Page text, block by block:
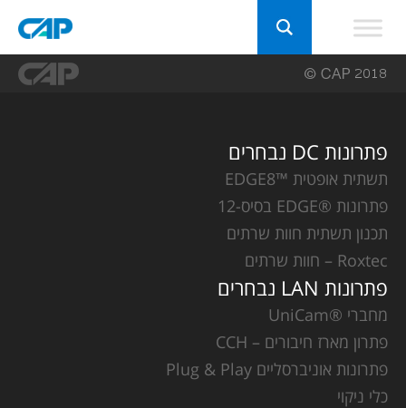
פתרונות DC נבחרים
תשתית אופטית ™EDGE8
פתרונות ®EDGE בסיס-12
תכנון תשתית חוות שרתים
Roxtec – חוות שרתים
פתרונות LAN נבחרים
מחברי ®UniCam
פתרון מארז חיבורים – CCH
פתרונות אוניברסליים Plug & Play
כלי ניקוי